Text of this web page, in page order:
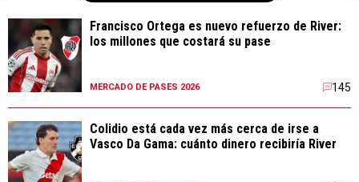
Francisco Ortega es nuevo refuerzo de River:
los millones que costará su pase
MERCADO DE PASES 2026 145
Colidio está cada vez más cerca de irse a
Vasco Da Gama: cuánto dinero recibiría River